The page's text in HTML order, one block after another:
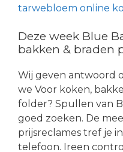
tarwebloem online
Deze week Blue
bakken & braden
Wij geven antwoord
we Voor koken,
folder? Spullen van
goed zoeken. De
prijsreclames tref je
telefoon. Ireen